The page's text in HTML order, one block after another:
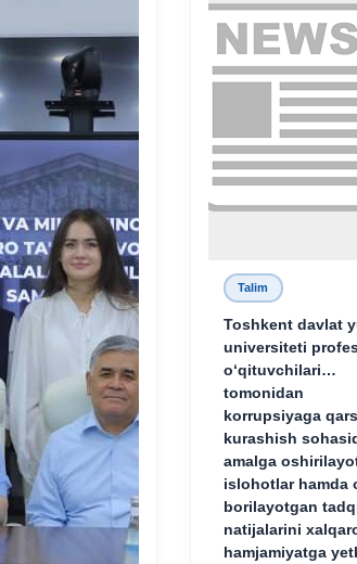
Talim
Toshkent davlat
universiteti
o‘qituvchilari
tomonidan
korrupsiyaga
kurashish
amalga
islohotlar hamda
borilayotgan
natijalarini
hamjamiyatga